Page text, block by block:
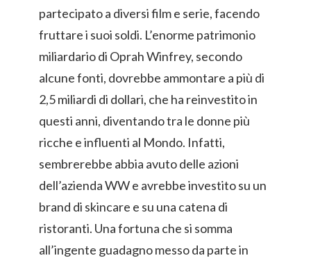
partecipato a diversi film e serie, facendo
fruttare i suoi soldi. L’enorme patrimonio
miliardario di Oprah Winfrey, secondo
alcune fonti, dovrebbe ammontare a più di
2,5 miliardi di dollari, che ha reinvestito in
questi anni, diventando tra le donne più
ricche e influenti al Mondo. Infatti,
sembrerebbe abbia avuto delle azioni
dell’azienda WW e avrebbe investito su un
brand di skincare e su una catena di
ristoranti. Una fortuna che si somma
all’ingente guadagno messo da parte in